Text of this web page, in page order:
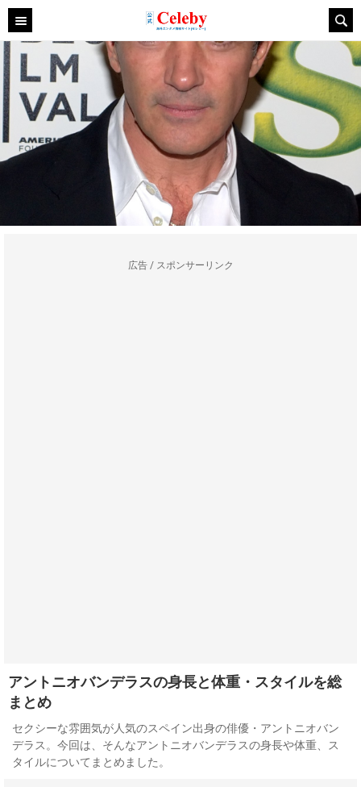
広告 / スポンサーリンク
アントニオバンデラスの身長と体重・スタイルを総
まとめ
セクシーな雰囲気が人気のスペイン出身の俳優・アントニオバン
デラス。今回は、そんなアントニオバンデラスの身長や体重、ス
タイルについてまとめました。